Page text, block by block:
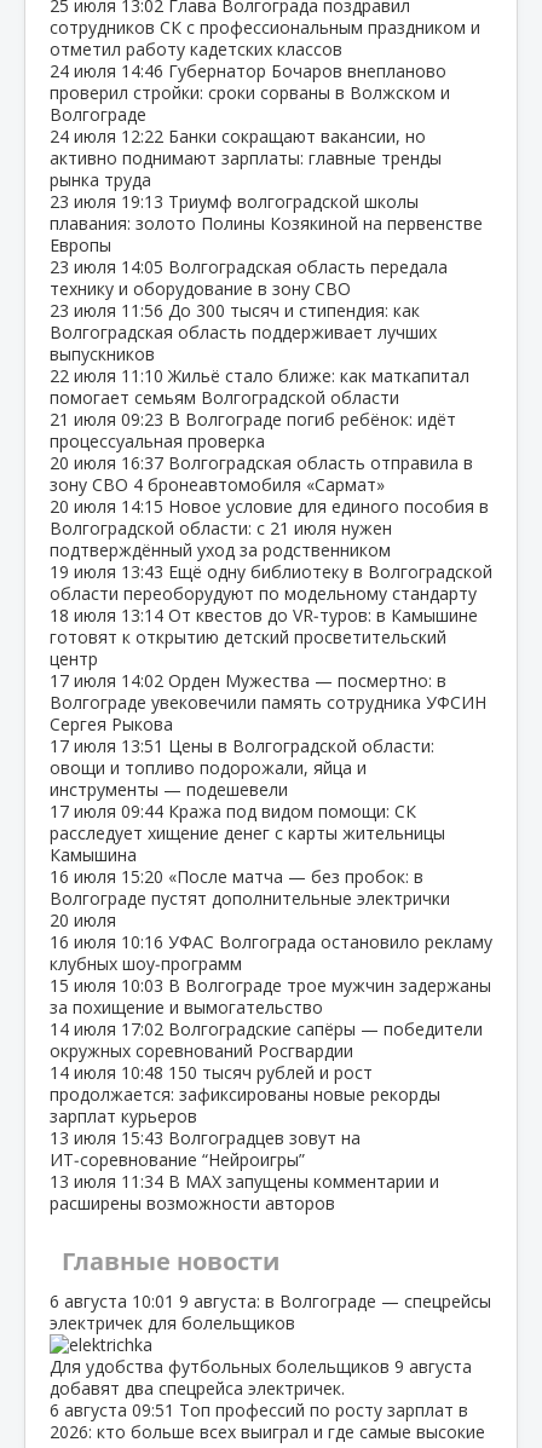
25 июля 13:02 Глава Волгограда поздравил
сотрудников СК с профессиональным праздником и
отметил работу кадетских классов
24 июля 14:46 Губернатор Бочаров внепланово
проверил стройки: сроки сорваны в Волжском и
Волгограде
24 июля 12:22 Банки сокращают вакансии, но
активно поднимают зарплаты: главные тренды
рынка труда
23 июля 19:13 Триумф волгоградской школы
плавания: золото Полины Козякиной на первенстве
Европы
23 июля 14:05 Волгоградская область передала
технику и оборудование в зону СВО
23 июля 11:56 До 300 тысяч и стипендия: как
Волгоградская область поддерживает лучших
выпускников
22 июля 11:10 Жильё стало ближе: как маткапитал
помогает семьям Волгоградской области
21 июля 09:23 В Волгограде погиб ребёнок: идёт
процессуальная проверка
20 июля 16:37 Волгоградская область отправила в
зону СВО 4 бронеавтомобиля «Сармат»
20 июля 14:15 Новое условие для единого пособия в
Волгоградской области: с 21 июля нужен
подтверждённый уход за родственником
19 июля 13:43 Ещё одну библиотеку в Волгоградской
области переоборудуют по модельному стандарту
18 июля 13:14 От квестов до VR‑туров: в Камышине
готовят к открытию детский просветительский
центр
17 июля 14:02 Орден Мужества — посмертно: в
Волгограде увековечили память сотрудника УФСИН
Сергея Рыкова
17 июля 13:51 Цены в Волгоградской области:
овощи и топливо подорожали, яйца и
инструменты — подешевели
17 июля 09:44 Кража под видом помощи: СК
расследует хищение денег с карты жительницы
Камышина
16 июля 15:20 «После матча — без пробок: в
Волгограде пустят дополнительные электрички
20 июля
16 июля 10:16 УФАС Волгограда остановило рекламу
клубных шоу‑программ
15 июля 10:03 В Волгограде трое мужчин задержаны
за похищение и вымогательство
14 июля 17:02 Волгоградские сапёры — победители
окружных соревнований Росгвардии
14 июля 10:48 150 тысяч рублей и рост
продолжается: зафиксированы новые рекорды
зарплат курьеров
13 июля 15:43 Волгоградцев зовут на
ИТ‑соревнование “Нейроигры”
13 июля 11:34 В МАХ запущены комментарии и
расширены возможности авторов
Главные новости
6 августа 10:01 9 августа: в Волгограде — спецрейсы
электричек для болельщиков
Для удобства футбольных болельщиков 9 августа
добавят два спецрейса электричек.
6 августа 09:51 Топ профессий по росту зарплат в
2026: кто больше всех выиграл и где самые высокие